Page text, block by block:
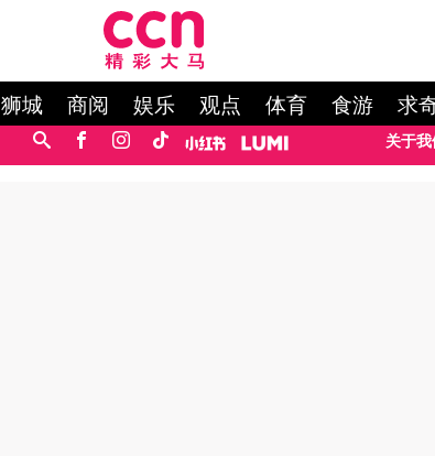
狮城 商阅 娱乐 观点 体育 食游 求
关于我